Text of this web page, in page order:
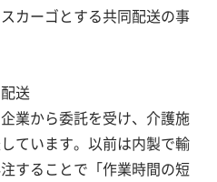
カーゴとする共同配送の事
送
業から委託を受け、介護施
ています。以前は内製で輸
することで「作業時間の短